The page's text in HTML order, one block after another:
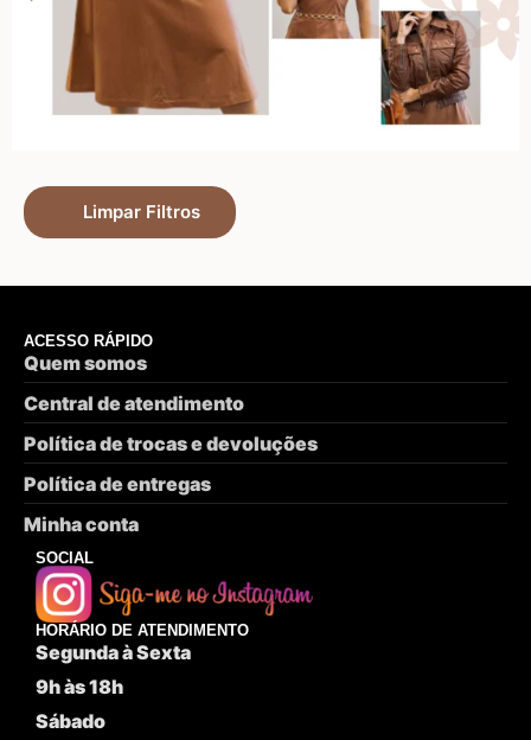
Limpar Filtros
ACESSO RÁPIDO
Quem somos
Central de atendimento
Política de trocas e devoluções
Política de entregas
Minha conta
SOCIAL
HORÁRIO DE ATENDIMENTO
Segunda à Sexta
9h às 18h
Sábado